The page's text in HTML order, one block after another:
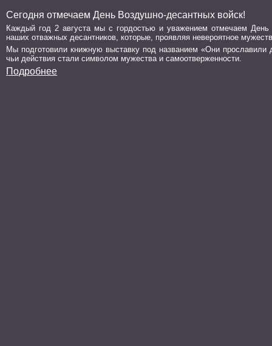
Сегодня отмечаем День Воздушно-десантных войск!
Каждый год 2 августа мы с гордостью и уважением отмечаем
наших отважных десантников, которые, проявляя невероятное
Мы подготовили книжную выставку под названием «Они прославили
чьи действия стали символом мужества и самоотверженности.
Подробнее